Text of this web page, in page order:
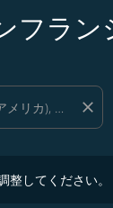
フラン
close
してください。